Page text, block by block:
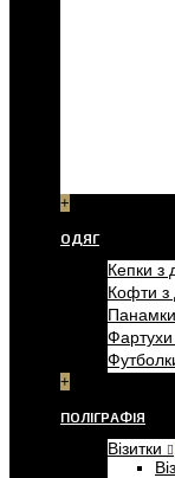
+
ОДЯГ
Кепки з
Кофти з
+
ПОЛІГРАФІЯ
Візитки